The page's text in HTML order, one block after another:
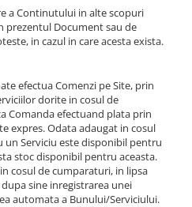
a Continutului in alte scopuri
prezentul Document sau de
in cazul in care acesta exista.
efectua Comenzi pe Site, prin
dorite in cosul de
Comanda efectuand plata prin
expres. Odata adaugat in cosul
Serviciu este disponibil pentru
stoc disponibil pentru aceasta.
cosul de cumparaturi, in lipsa
sine inregistrarea unei
automata a Bunului/Serviciului.